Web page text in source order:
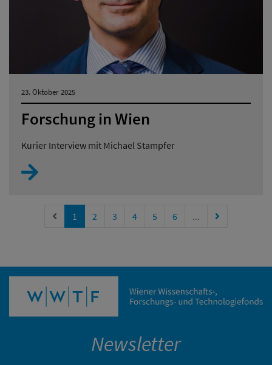
23. Oktober 2025
Forschung in Wien
Kurier Interview mit Michael Stampfer
Vorherige Seite
1 2 3 4 5 6 ... Nächste Seite
Newsletter